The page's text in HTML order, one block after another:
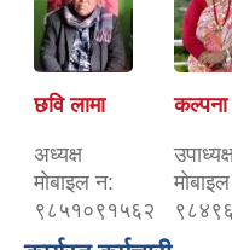
छवि लामा
अध्यक्ष
माेबाइल न‌:
९८५१०९१५६२
कल्पना